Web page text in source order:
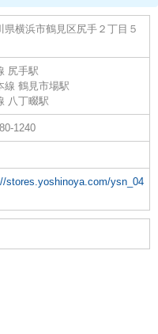
県横浜市鶴見区尻手２丁目５
尻手駅
線 鶴見市場駅
八丁畷駅
1240
stores.yoshinoya.com/ysn_04